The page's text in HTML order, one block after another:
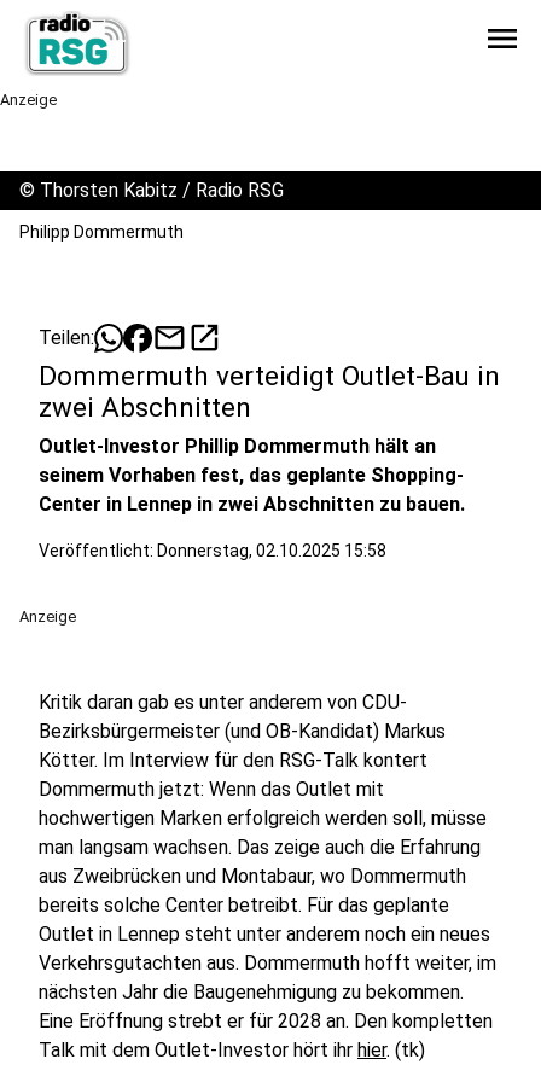
menu
Anzeige
© Thorsten Kabitz / Radio RSG
Philipp Dommermuth
Teilen: mailopen_in_new
Dommermuth verteidigt Outlet-Bau in
zwei Abschnitten
Outlet-Investor Phillip Dommermuth hält an
seinem Vorhaben fest, das geplante Shopping-
Center in Lennep in zwei Abschnitten zu bauen.
Veröffentlicht: Donnerstag, 02.10.2025 15:58
Anzeige
Kritik daran gab es unter anderem von CDU-
Bezirksbürgermeister (und OB-Kandidat) Markus
Kötter. Im Interview für den RSG-Talk kontert
Dommermuth jetzt: Wenn das Outlet mit
hochwertigen Marken erfolgreich werden soll, müsse
man langsam wachsen. Das zeige auch die Erfahrung
aus Zweibrücken und Montabaur, wo Dommermuth
bereits solche Center betreibt. Für das geplante
Outlet in Lennep steht unter anderem noch ein neues
Verkehrsgutachten aus. Dommermuth hofft weiter, im
nächsten Jahr die Baugenehmigung zu bekommen.
Eine Eröffnung strebt er für 2028 an. Den kompletten
Talk mit dem Outlet-Investor hört ihr hier. (tk)